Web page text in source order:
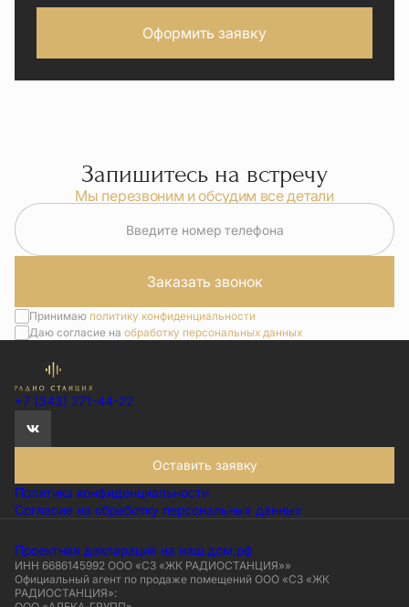
Оформить заявку
Запишитесь на встречу
Мы перезвоним и обсудим все детали
Введите номер телефона
Заказать звонок
Принимаю политику конфиденциальности
Даю согласие на обработку персональных данных
+7 (343) 271-44-22
Оставить заявку
Политика конфиденциальности
Согласие на обработку персональных данных
Проектная декларация на наш.дом.рф
ИНН 6686145992 ООО «СЗ «ЖК РАДИОСТАНЦИЯ»»
Официальный агент по продаже помещений ООО «СЗ «ЖК
РАДИОСТАНЦИЯ»: